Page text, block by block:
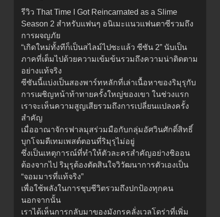
รีวิว That Time I Got Reincarnated as a Slime
Season 2 สำหรับแฟนๆ อนิเมะแนวแฟนตาซีรวมถึง
การผจญภัย
“เกิดใหม่ทั้งทีก็เป็นสไลม์ไปซะแล้ว ซีซัน 2” นับเป็น
ภาคที่เต็มไปด้วยความเข้มข้นรวมถึงความน่าติดตาม
อย่างแท้จริง
ซีซันนี้แบ่งเป็นสองพาร์ทหลักที่เล่าเนื้อหาของริมุรุกับ
การเผชิญหน้าท้าทายครั้งใหญ่ของเขา ในช่วงแรก
เราจะเห็นความสูญเสียรวมถึงการเปลี่ยนแปลงครั้ง
สำคัญ
เมื่ออาณาจักรฟาลมุสร่วมมือกับกลุ่มอัศวินศักดิ์สิทธิ์
บุกโจมตีเทมเพสต์ตอนที่ริมุรุไม่อยู่
ซึ่งเป็นเหตุการณ์ที่ทำให้ตัวละครสำคัญอย่างชิออน
ต้องจากไป ริมุรุต้องตัดสินใจวิวัฒนาการตัวเองเป็น
“จอมมารที่แท้จริง”
เพื่อใช้พลังในการชุบชีวิตรวมถึงปกป้องทุกคน
นอกจากนั้น
เราได้เห็นการกลับมาของมังกรคลั่งเวลโดร่าที่เพิ่ม